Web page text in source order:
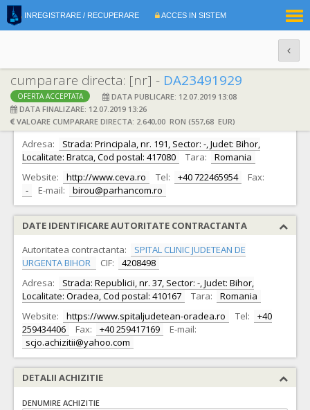
INREGISTRARE / RECUPERARE ACCES IN SISTEM
cumparare directa: [nr] - DA23491929
OFERTA ACCEPTATA
DATA PUBLICARE: 12.07.2019 13:08
DATA FINALIZARE: 12.07.2019 13:26
VALOARE CUMPARARE DIRECTA: 2.640,00 RON (557,68 EUR)
DATE IDENTIFICARE OFERTANT
Ofertant: S.C. PARHAN COM S.R.L. CIF: 4491776
Adresa:
Strada: Principala, nr. 191, Sector: -, Judet: Bihor,
Localitate: Bratca, Cod postal: 417080
Tara:
Romania
Website:
http://www.ceva.ro Tel: +40 722465954
Fax:
-
E-mail: birou@parhancom.ro
DATE IDENTIFICARE AUTORITATE CONTRACTANTA
Autoritatea contractanta:
SPITAL CLINIC JUDETEAN DE
URGENTA BIHOR
CIF:
4208498
Adresa:
Strada: Republicii, nr. 37, Sector: -, Judet: Bihor,
Localitate: Oradea, Cod postal: 410167
Tara:
Romania
Website:
https://www.spitaljudetean-oradea.ro Tel:
+40
259434406
Fax: +40 259417169
E-mail:
scjo.achizitii@yahoo.com
DETALII ACHIZITIE
DENUMIRE ACHIZITIE